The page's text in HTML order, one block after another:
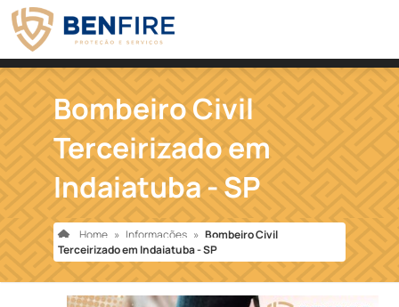
Bombeiro Civil
Terceirizado em
Indaiatuba - SP
Home » Informações » Bombeiro Civil
Terceirizado em Indaiatuba - SP